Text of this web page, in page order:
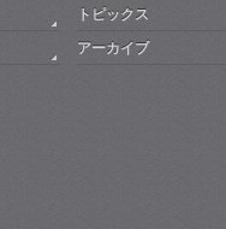
トピックス
アーカイブ